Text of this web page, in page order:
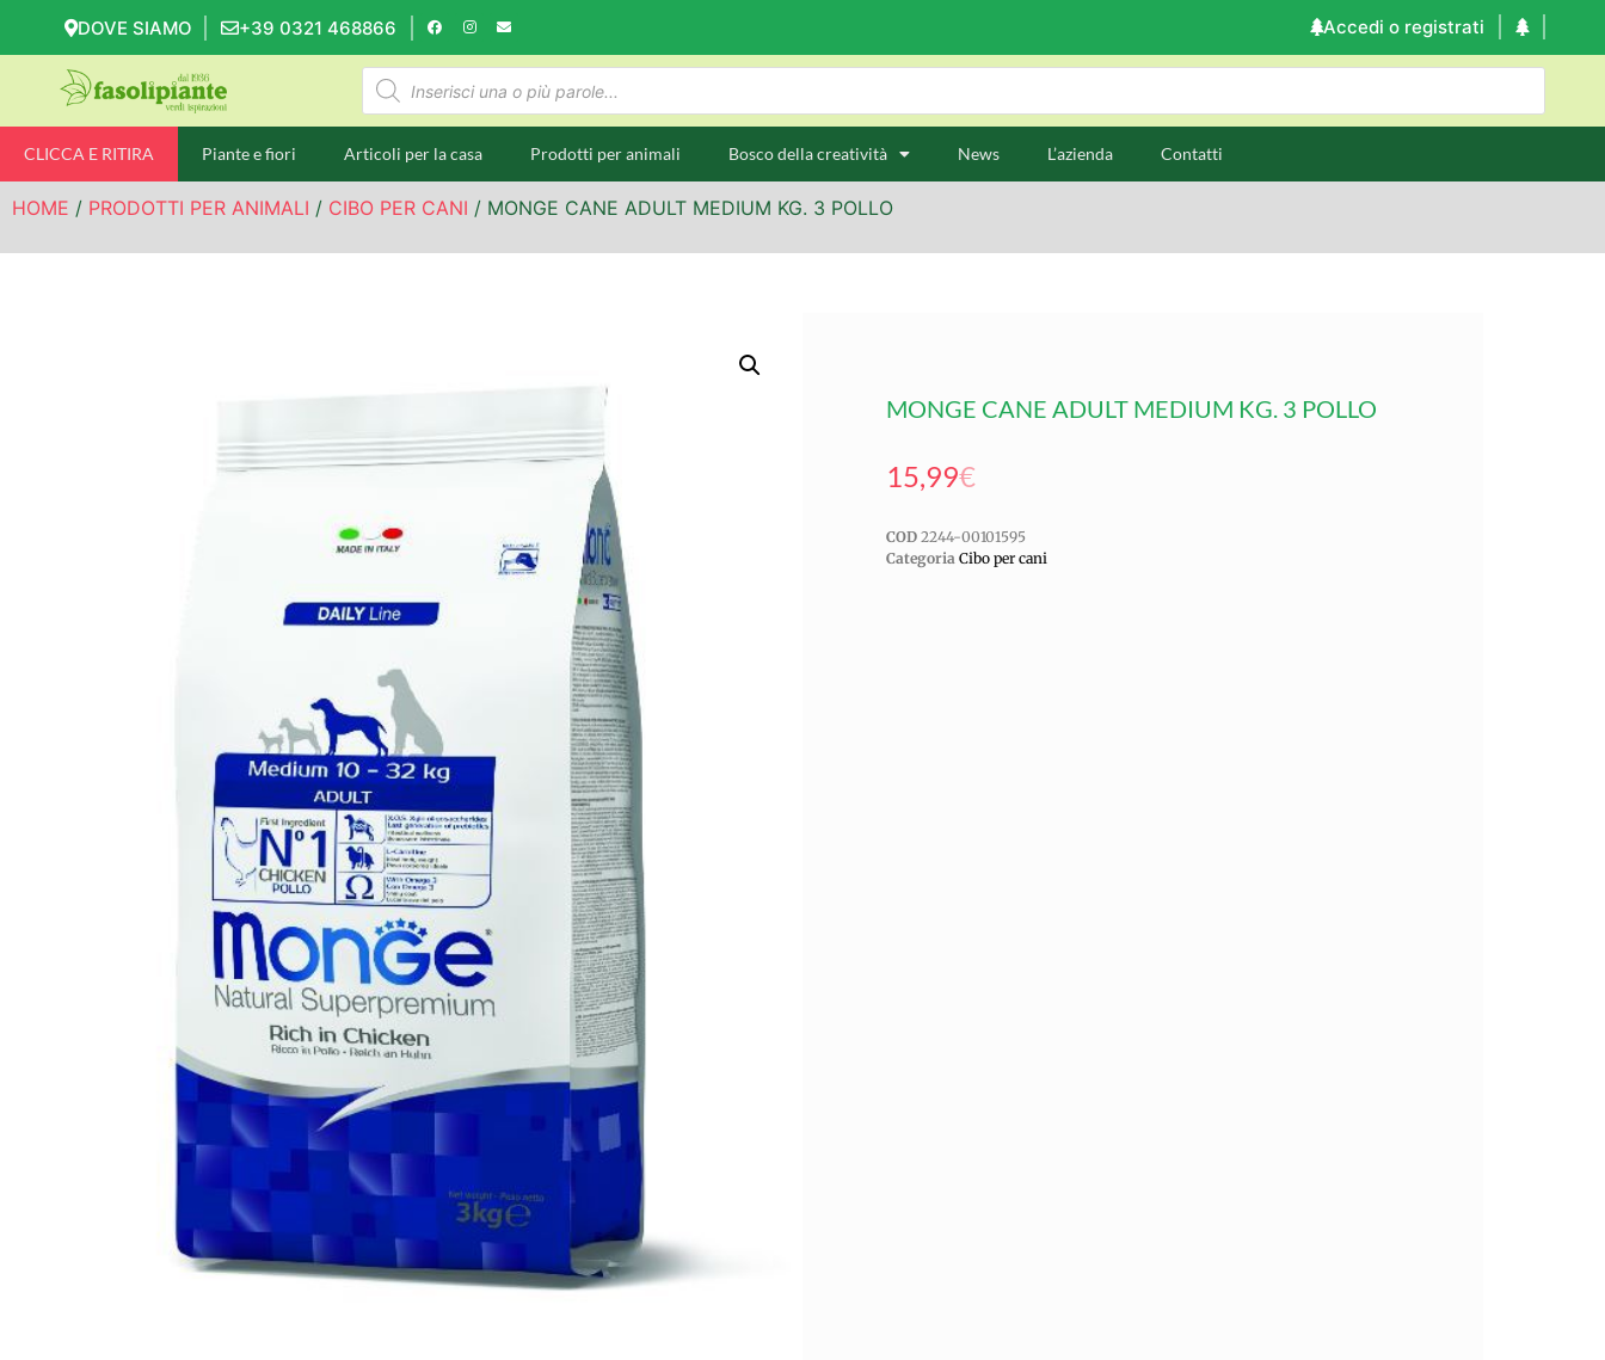
DOVE SIAMO +39 0321 468866 Accedi o registrati
CLICCA E RITIRA Piante e fiori Articoli per la casa Prodotti per animali Bosco della creatività News L’azienda Contatti
HOME / PRODOTTI PER ANIMALI / CIBO PER CANI / MONGE CANE ADULT MEDIUM KG. 3 POLLO
MONGE CANE ADULT MEDIUM KG. 3 POLLO
15,99€
COD 2244-00101595
Categoria Cibo per cani